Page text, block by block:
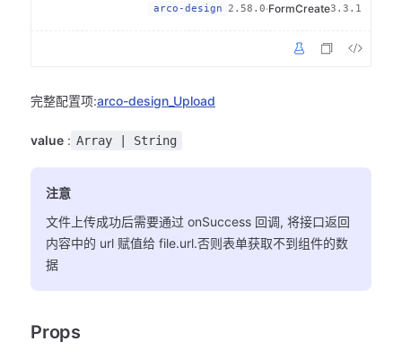
arco-design 2.58.0·FormCreate3.3.1
完整配置项:arco-design_Upload
value : Array | String
注意
文件上传成功后需要通过 onSuccess 回调, 将接口返回
内容中的 url 赋值给 file.url.否则表单获取不到组件的数
据
Props